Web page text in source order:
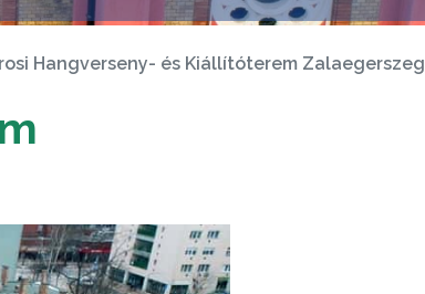
Hangverseny- és Kiállítóterem Zalaegerszeg